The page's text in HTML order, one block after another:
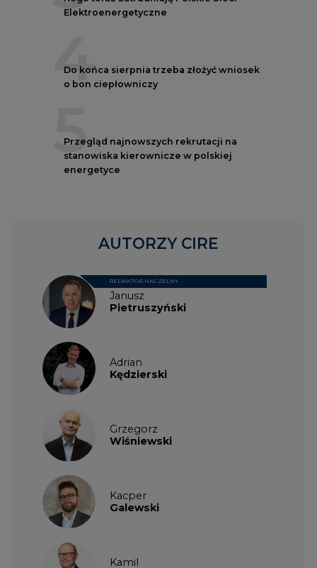
Elektroenergetyczne
4
Do końca sierpnia trzeba złożyć wniosek
o bon ciepłowniczy
5
Przegląd najnowszych rekrutacji na
stanowiska kierownicze w polskiej
energetyce
Janusz
Pietruszyński
REDAKTOR NACZELNY
Adrian
Kędzierski
Grzegorz
Wiśniewski
Kacper
Galewski
Kamil
AUTORZY CIRE